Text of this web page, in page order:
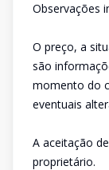
Observações
O preço, a
são
momento do
eventuais
A aceitação
proprietário.